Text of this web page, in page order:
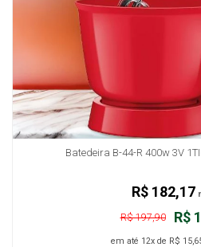
Batedeira B-44-R 400w 3V
R$
R$ 197,90
em até 12x de R$
R$ 182,17